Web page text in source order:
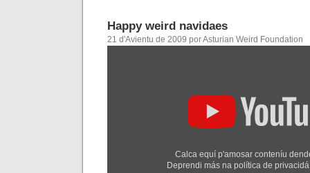
Happy weird navidaes
21 d'Avientu de 2009 por Asturian Weird Foundation
Calca equí p'amosar conteníu
Deprendi más na política de